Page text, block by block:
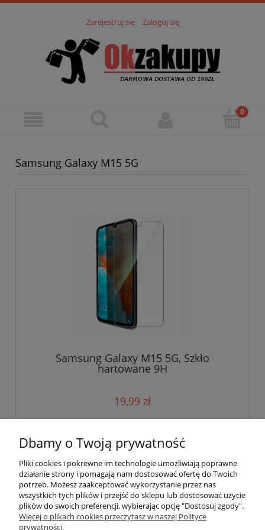
Zarejestruj się Zaloguj się
Samsung Galaxy M15 5G
Samsung Galaxy M15 5G, Szkło
hartowane 9H
19,99 zł
Pomoc
Dbamy o Twoją prywatność
Pliki cookies i pokrewne im technologie umożliwiają poprawne
działanie strony i pomagają nam dostosować ofertę do Twoich
potrzeb. Możesz zaakceptować wykorzystanie przez nas
wszystkich tych plików i przejść do sklepu lub dostosować użycie
plików do swoich preferencji, wybierając opcję "Dostosuj zgody".
Więcej o plikach cookies przeczytasz w naszej Polityce
prywatności.